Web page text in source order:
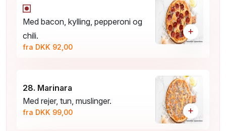
Med bacon, kylling, pepperoni og
chili.
fra DKK 92,00
+
28. Marinara
Med rejer, tun, muslinger.
fra DKK 99,00 +